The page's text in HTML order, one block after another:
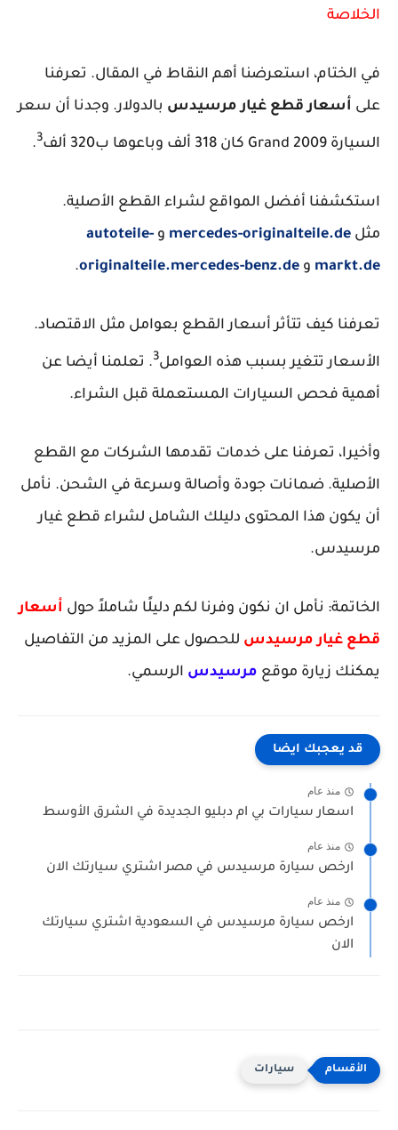
الخلاصة
في الختام، استعرضنا أهم النقاط في المقال. تعرفنا
على أسعار قطع غيار مرسيدس بالدولار. وجدنا أن سعر
السيارة Grand 2009 كان 318 ألف وباعوها ب320 ألف 3
.
استكشفنا أفضل المواقع لشراء القطع الأصلية.
مثل mercedes-originalteile.de وautoteile-
markt.de و originalteile.mercedes-benz.de
.
تعرفنا كيف تتأثر أسعار القطع بعوامل مثل الاقتصاد.
الأسعار تتغير بسبب هذه العوامل3. تعلمنا أيضا عن
أهمية فحص السيارات المستعملة قبل الشراء.
وأخيرا، تعرفنا على خدمات تقدمها الشركات مع القطع
الأصلية. ضمانات جودة وأصالة وسرعة في الشحن. نأمل
أن يكون هذا المحتوى دليلك الشامل لشراء قطع غيار
مرسيدس.
الخاتمة: نأمل ان نكون وفرنا لكم دليلًا شاملاً حول أسعار
قطع غيار مرسيدس للحصول على المزيد من التفاصيل
يمكنك زيارة موقع مرسيدس الرسمي.
قد يعجبك ايضا
منذ عام
اسعار سيارات بي ام دبليو الجديدة في الشرق الأوسط
منذ عام
ارخص سيارة مرسيدس في مصر اشتري سيارتك الان
منذ عام
ارخص سيارة مرسيدس في السعودية اشتري سيارتك
الان
سيارات